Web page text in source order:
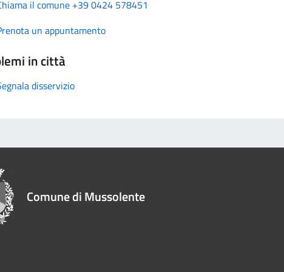
il comune +39 0424 578451
un appuntamento
in città
disservizio
Comune di Mussolente